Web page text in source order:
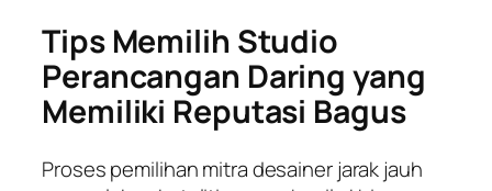
Tips Memilih Studio
Perancangan Daring yang
Memiliki Reputasi Bagus
Proses pemilihan mitra desainer jarak jauh